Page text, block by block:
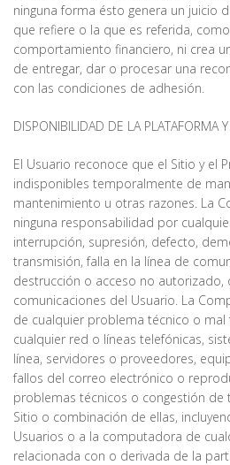
ninguna forma ésto genera un juicio
que refiere o la que es referida,
comportamiento financiero, ni crea
de entregar, dar o procesar una
con las condiciones de adhesión.
DISPONIBILIDAD DE LA PLATAFORMA
El Usuario reconoce que el Sitio y el
indisponibles temporalmente de
mantenimiento u otras razones. La
ninguna responsabilidad por
interrupción, supresión, defecto,
transmisión, falla en la línea de
destrucción o acceso no autorizado,
comunicaciones del Usuario. La
de cualquier problema técnico o
cualquier red o líneas telefónicas,
línea, servidores o proveedores,
fallos del correo electrónico o
problemas técnicos o congestión de
Sitio o combinación de ellas,
Usuarios o a la computadora de
relacionada con o derivada de la